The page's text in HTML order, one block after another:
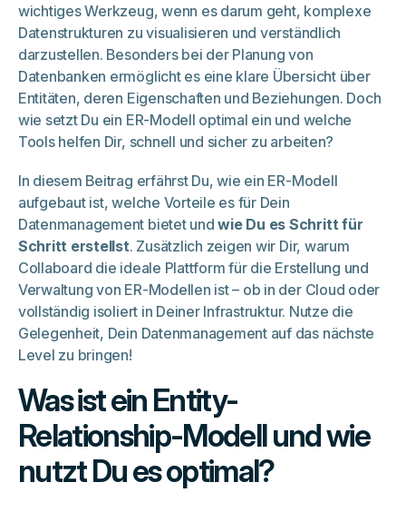
wichtiges Werkzeug, wenn es darum geht, komplexe
Datenstrukturen zu visualisieren und verständlich
darzustellen. Besonders bei der Planung von
Datenbanken ermöglicht es eine klare Übersicht über
Entitäten, deren Eigenschaften und Beziehungen. Doch
wie setzt Du ein ER-Modell optimal ein und welche
Tools helfen Dir, schnell und sicher zu arbeiten?
In diesem Beitrag erfährst Du, wie ein ER-Modell
aufgebaut ist, welche Vorteile es für Dein
Datenmanagement bietet undwie Du es Schritt für
Schritt erstellst. Zusätzlich zeigen wir Dir, warum
Collaboard die ideale Plattform für die Erstellung und
Verwaltung von ER-Modellen ist – ob in der Cloud oder
vollständig isoliert in Deiner Infrastruktur. Nutze die
Gelegenheit, Dein Datenmanagement auf das nächste
Level zu bringen!
Was ist ein Entity-
Relationship-Modell und wie
nutzt Du es optimal?